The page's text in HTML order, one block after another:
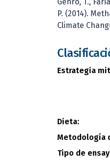
P. (2014).
Climate
Estrategia
Dieta:
Metodología
Tipo de